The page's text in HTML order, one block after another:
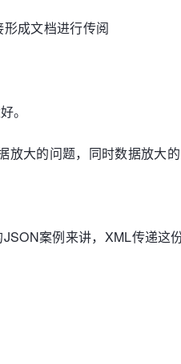
形成文档进行传阅
。
放大的问题，同时数据放大
案例来讲，XML传递这